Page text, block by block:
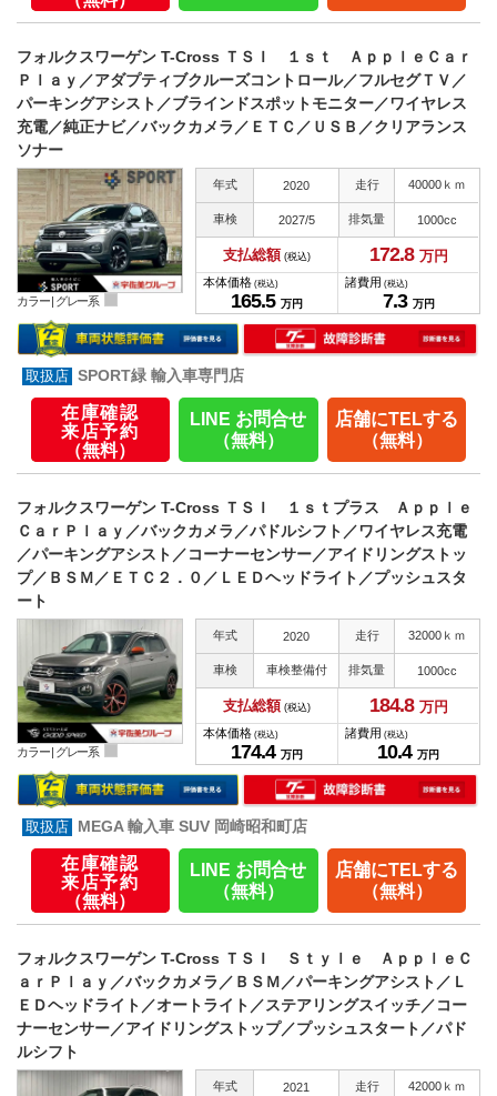
フォルクスワーゲン T-Cross ＴＳＩ １ｓｔ ＡｐｐｌｅＣａｒ
Ｐｌａｙ／アダプティブクルーズコントロール／フルセグＴＶ／
パーキングアシスト／ブラインドスポットモニター／ワイヤレス
充電／純正ナビ／バックカメラ／ＥＴＣ／ＵＳＢ／クリアランス
ソナー
カラー | グレー系
年式 2020 走行 40000ｋｍ
車検 2027/5 排気量 1000cc
支払総額 (税込) 172.8 万円
本体価格 (税込)
165.5 万円
諸費用 (税込)
7.3 万円
SPORT緑 輸入車専門店
在庫確認
来店予約
（無料）
LINE お問合せ
（無料）
店舗にTELする
（無料）
フォルクスワーゲン T-Cross ＴＳＩ １ｓｔプラス Ａｐｐｌｅ
ＣａｒＰｌａｙ／バックカメラ／パドルシフト／ワイヤレス充電
／パーキングアシスト／コーナーセンサー／アイドリングストッ
プ／ＢＳＭ／ＥＴＣ２．０／ＬＥＤヘッドライト／プッシュスタ
ート
カラー | グレー系
年式 2020 走行 32000ｋｍ
車検 車検整備付 排気量 1000cc
支払総額 (税込) 184.8 万円
本体価格 (税込)
174.4 万円
諸費用 (税込)
10.4 万円
MEGA 輸入車 SUV 岡崎昭和町店
在庫確認
来店予約
（無料）
LINE お問合せ
（無料）
店舗にTELする
（無料）
フォルクスワーゲン T-Cross ＴＳＩ Ｓｔｙｌｅ ＡｐｐｌｅＣ
ａｒＰｌａｙ／バックカメラ／ＢＳＭ／パーキングアシスト／Ｌ
ＥＤヘッドライト／オートライト／ステアリングスイッチ／コー
ナーセンサー／アイドリングストップ／プッシュスタート／パド
ルシフト
年式 2021 走行 42000ｋｍ